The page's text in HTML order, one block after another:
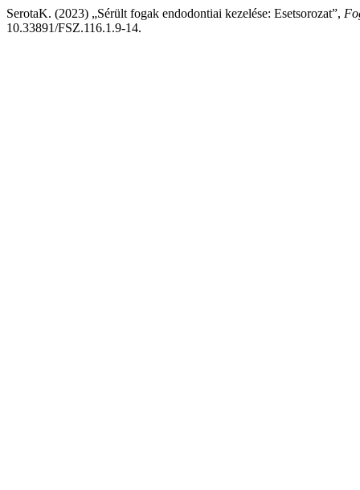
SerotaK. (2023) „Sérült fogak endodontiai kezelése: Esetsorozat”,
10.33891/FSZ.116.1.9-14.